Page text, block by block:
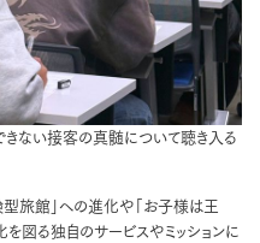
ない接客の真髄について聴き入る
旅館」への進化や「お子様は王
を図る独自のサービスやミッションに